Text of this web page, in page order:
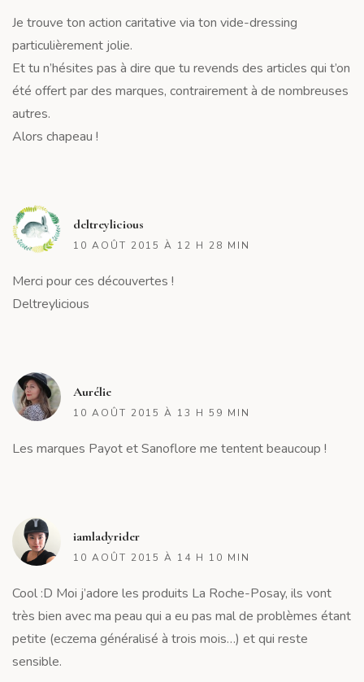
Je trouve ton action caritative via ton vide-dressing
particulièrement jolie.
Et tu n’hésites pas à dire que tu revends des articles qui t’on
été offert par des marques, contrairement à de nombreuses
autres.
Alors chapeau !
deltreylicious
10 AOÛT 2015 À 12 H 28 MIN
Merci pour ces découvertes !
Deltreylicious
Aurélie
10 AOÛT 2015 À 13 H 59 MIN
Les marques Payot et Sanoflore me tentent beaucoup !
iamladyrider
10 AOÛT 2015 À 14 H 10 MIN
Cool :D Moi j’adore les produits La Roche-Posay, ils vont
très bien avec ma peau qui a eu pas mal de problèmes étant
petite (eczema généralisé à trois mois…) et qui reste
sensible.